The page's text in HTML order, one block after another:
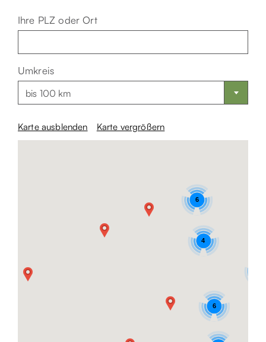
Ihre PLZ oder Ort
Umkreis
bis 100 km
Karte ausblenden Karte vergrößern
6
6
4